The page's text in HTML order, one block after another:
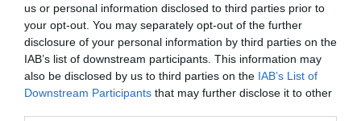
us or personal information disclosed to third parties prior to
your opt-out. You may separately opt-out of the further
disclosure of your personal information by third parties on the
IAB’s list of downstream participants. This information may
also be disclosed by us to third parties on the IAB’s List of
Downstream Participants that may further disclose it to other
mittback Johan Szabo sätter pannan till på en hörna, 6-0 i minut
48'. Sedan är det åter Tobbe Johansson som överlistar Bjuråkers
försvar med 7-0 och 8-0 i minut 59' respektive 66'. Han som
visade vägen får avsluta dagens målprotokoll, Johan Brolin
fastställer slutresultatet till 9-0 i matchminut 70'.